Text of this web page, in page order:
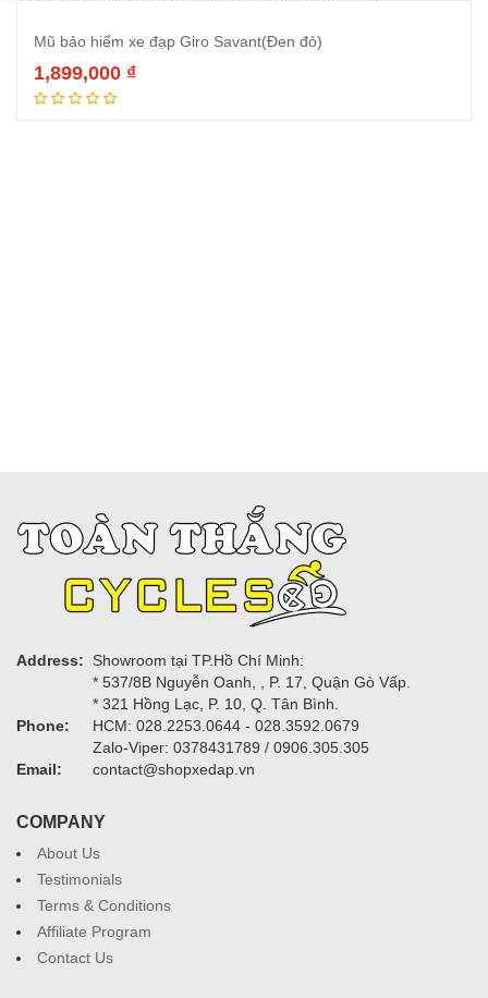
Mũ bảo hiểm xe đạp Giro Savant(Đen đỏ)
1,899,000 ₫
Address:
Showroom tại TP.Hồ Chí Minh:
* 537/8B Nguyễn Oanh, , P. 17, Quận Gò Vấp.
* 321 Hồng Lạc, P. 10, Q. Tân Bình.
Phone:
HCM: 028.2253.0644 - 028.3592.0679
Zalo-Viper: 0378431789 / 0906.305.305
Email:
contact@shopxedap.vn
COMPANY
About Us
Testimonials
Terms & Conditions
Affiliate Program
Contact Us